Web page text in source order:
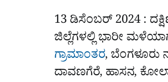
13 ಡಿಸೆಂಬರ್ 2024 :
ಜಿಲ್ಲೆಗಳಲ್ಲಿ ಭಾರೀ
ಗ್ರಾಮಾಂತರ, ಬೆಂಗಳೂರು
ದಾವಣಗೆರೆ, ಹಾಸನ,